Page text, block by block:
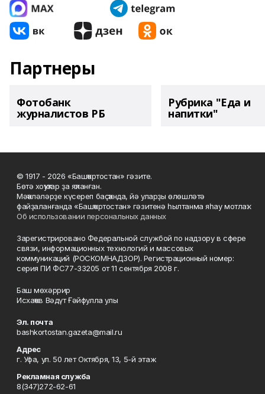
Партнеры
Фотобанк
журналистов РБ
Рубрика "Еда и
напитки"
© 1917 - 2026 «Башҡортостан» гәзите.
Бөтә хоҡуҡтар ҙа яҡланған.
Мәҡәләләрҙе күсереп баҫҡанда, йә уларҙы өлөшләтә
файҙаланғанда «Башҡортостан» гәзитенә һылтанма яһау мотлаҡ.
Об использовании персональных данных
Зарегистрировано Федеральной службой по надзору в сфере
связи, информационных технологий и массовых
коммуникаций (РОСКОМНАДЗОР). Регистрационный номер:
серия ПИ ФС77-33205 от 11 сентября 2008 г.
Баш мөхәррир
Исхаҡов Вәдүт Ғәйфулла улы
Эл. почта
bashkortostan.gazeta@mail.ru
Адрес
г. Уфа, ул. 50 лет Октября, 13, 5-й этаж
Рекламная служба
8(347)272-62-61